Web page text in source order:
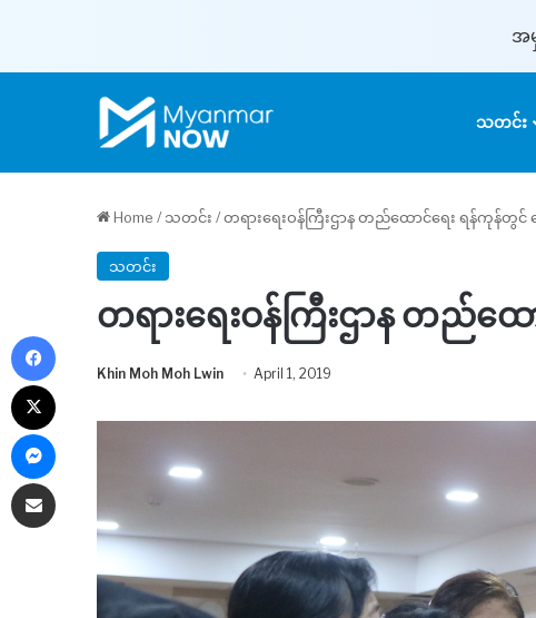
အ
သတင်း
Home / သတင်း /တရားရေးဝန်ကြီးဌာန တည်ထောင်ရေး ရန်ကုန်တွင်
သတင်း
တရားရေးဝန်ကြီးဌာန တည်ထ
Khin Moh Moh Lwin April 1, 2019